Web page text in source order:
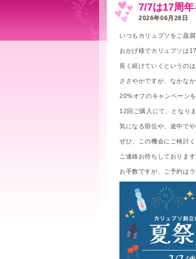
7/7は17周年
2026年06月28日
いつもカリュプソをご贔
おかげ様でカリュプソは
長く続けていくというの
ささやかですが、なかな
20%オフのキャンペーン
12回ご購入にて、となり
気になる部位や、途中で
ぜひ、この機会にご検討く
ご連絡お待ちしております
お手数ですが、ご予約は